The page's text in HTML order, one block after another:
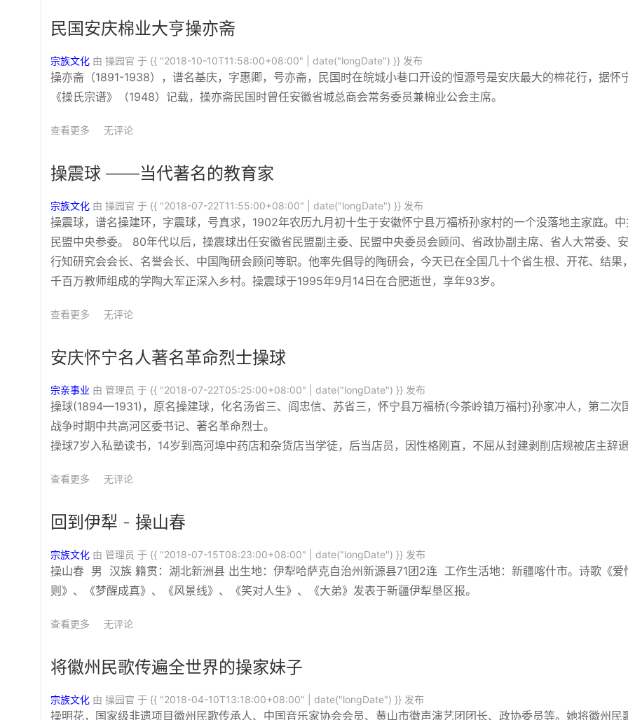
民国安庆棉业大亨操亦斋
宗族文化 由 操园官 于 {{ "2018-10-10T11:58:00+08:00" | date("longDate") }} 发布
操亦斋（1891-1938），谱名基庆，字惠卿，号亦斋，民国时在皖城小巷口开设的恒源号是安庆最大的棉花行，据怀
《操氏宗谱》（1948）记载，操亦斋民国时曾任安徽省城总商会常务委员兼棉业公会主席。
查看更多 无评论
操震球 ——当代著名的教育家
宗族文化 由 操园官 于 {{ "2018-07-22T11:55:00+08:00" | date("longDate") }} 发布
操震球，谱名操建环，字震球，号真求，1902年农历九月初十生于安徽怀宁县万福桥孙家村的一个没落地主家庭。中
民盟中央参委。 80年代以后，操震球出任安徽省民盟副主委、民盟中央委员会顾问、省政协副主席、省人大常委、
行知研究会会长、名誉会长、中国陶研会顾问等职。他率先倡导的陶研会，今天已在全国几十个省生根、开花、结果
千百万教师组成的学陶大军正深入乡村。操震球于1995年9月14日在合肥逝世，享年93岁。
查看更多 无评论
安庆怀宁名人著名革命烈士操球
宗亲事业 由 管理员 于 {{ "2018-07-22T05:25:00+08:00" | date("longDate") }} 发布
操球(1894—1931)，原名操建球，化名汤省三、阎忠信、苏省三，怀宁县万福桥(今茶岭镇万福村)孙家冲人，第二次
战争时期中共高河区委书记、著名革命烈士。
操球7岁入私塾读书，14岁到高河埠中药店和杂货店当学徒，后当店员，因性格刚直，不屈从封建剥削店规被店主辞退
查看更多 无评论
回到伊犁 - 操山春
宗族文化 由 管理员 于 {{ "2018-07-15T08:23:00+08:00" | date("longDate") }} 发布
操山春 男 汉族 籍贯：湖北新洲县 出生地：伊犁哈萨克自治州新源县71团2连 工作生活地：新疆喀什市。诗歌《爱
则》、《梦醒成真》、《风景线》、《笑对人生》、《大弟》发表于新疆伊犁垦区报。
查看更多 无评论
将徽州民歌传遍全世界的操家妹子
宗族文化 由 操园官 于 {{ "2018-04-10T13:18:00+08:00" | date("longDate") }} 发布
操明花，国家级非遗项目徽州民歌传承人、中国音乐家协会会员、黄山市徽声演艺团团长、政协委员等。她将徽州民